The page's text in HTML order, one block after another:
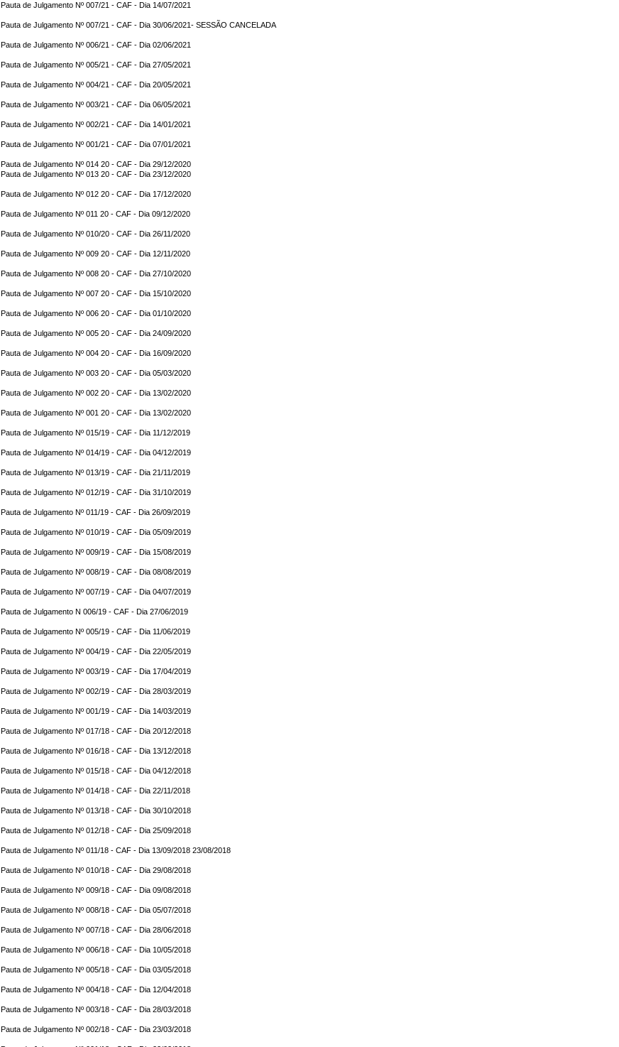
Pauta de Julgamento Nº 007/21 - CAF - Dia 14/07/2021
Pauta de Julgamento Nº 007/21 - CAF - Dia 30/06/2021- SESSÃO CANCELADA
Pauta de Julgamento Nº 006/21 - CAF - Dia 02/06/2021
Pauta de Julgamento Nº 005/21 - CAF - Dia 27/05/2021
Pauta de Julgamento Nº 004/21 - CAF - Dia 20/05/2021
Pauta de Julgamento Nº 003/21 - CAF - Dia 06/05/2021
Pauta de Julgamento Nº 002/21 - CAF - Dia 14/01/2021
Pauta de Julgamento Nº 001/21 - CAF - Dia 07/01/2021
Pauta de Julgamento Nº 014 20 - CAF - Dia 29/12/2020
Pauta de Julgamento Nº 013 20 - CAF - Dia 23/12/2020
Pauta de Julgamento Nº 012 20 - CAF - Dia 17/12/2020
Pauta de Julgamento Nº 011 20 - CAF - Dia 09/12/2020
Pauta de Julgamento Nº 010/20 - CAF - Dia 26/11/2020
Pauta de Julgamento Nº 009 20 - CAF - Dia 12/11/2020
Pauta de Julgamento Nº 008 20 - CAF - Dia 27/10/2020
Pauta de Julgamento Nº 007 20 - CAF - Dia 15/10/2020
Pauta de Julgamento Nº 006 20 - CAF - Dia 01/10/2020
Pauta de Julgamento Nº 005 20 - CAF - Dia 24/09/2020
Pauta de Julgamento Nº 004 20 - CAF - Dia 16/09/2020
Pauta de Julgamento Nº 003 20 - CAF - Dia 05/03/2020
Pauta de Julgamento Nº 002 20 - CAF - Dia 13/02/2020
Pauta de Julgamento Nº 001 20 - CAF - Dia 13/02/2020
Pauta de Julgamento Nº 015/19 - CAF - Dia 11/12/2019
Pauta de Julgamento Nº 014/19 - CAF - Dia 04/12/2019
Pauta de Julgamento Nº 013/19 - CAF - Dia 21/11/2019
Pauta de Julgamento Nº 012/19 - CAF - Dia 31/10/2019
Pauta de Julgamento Nº 011/19 - CAF - Dia 26/09/2019
Pauta de Julgamento Nº 010/19 - CAF - Dia 05/09/2019
Pauta de Julgamento Nº 009/19 - CAF - Dia 15/08/2019
Pauta de Julgamento Nº 008/19 - CAF - Dia 08/08/2019
Pauta de Julgamento Nº 007/19 - CAF - Dia 04/07/2019
Pauta de Julgamento N 006/19 - CAF - Dia 27/06/2019
Pauta de Julgamento Nº 005/19 - CAF - Dia 11/06/2019
Pauta de Julgamento Nº 004/19 - CAF - Dia 22/05/2019
Pauta de Julgamento Nº 003/19 - CAF - Dia 17/04/2019
Pauta de Julgamento Nº 002/19 - CAF - Dia 28/03/2019
Pauta de Julgamento Nº 001/19 - CAF - Dia 14/03/2019
Pauta de Julgamento Nº 017/18 - CAF - Dia 20/12/2018
Pauta de Julgamento Nº 016/18 - CAF - Dia 13/12/2018
Pauta de Julgamento Nº 015/18 - CAF - Dia 04/12/2018
Pauta de Julgamento Nº 014/18 - CAF - Dia 22/11/2018
Pauta de Julgamento Nº 013/18 - CAF - Dia 30/10/2018
Pauta de Julgamento Nº 012/18 - CAF - Dia 25/09/2018
Pauta de Julgamento Nº 011/18 - CAF - Dia 13/09/2018 23/08/2018
Pauta de Julgamento Nº 010/18 - CAF - Dia 29/08/2018
Pauta de Julgamento Nº 009/18 - CAF - Dia 09/08/2018
Pauta de Julgamento Nº 008/18 - CAF - Dia 05/07/2018
Pauta de Julgamento Nº 007/18 - CAF - Dia 28/06/2018
Pauta de Julgamento Nº 006/18 - CAF - Dia 10/05/2018
Pauta de Julgamento Nº 005/18 - CAF - Dia 03/05/2018
Pauta de Julgamento Nº 004/18 - CAF - Dia 12/04/2018
Pauta de Julgamento Nº 003/18 - CAF - Dia 28/03/2018
Pauta de Julgamento Nº 002/18 - CAF - Dia 23/03/2018